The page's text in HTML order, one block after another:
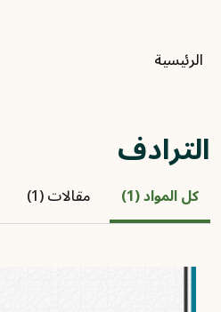
مسار التنقل
الرئيسية
الترادف
كل المواد (1) مقالات (1)